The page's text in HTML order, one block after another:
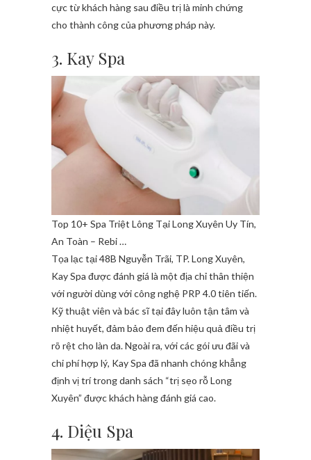
cực từ khách hàng sau điều trị là minh chứng
cho thành công của phương pháp này.
3. Kay Spa
Top 10+ Spa Triệt Lông Tại Long Xuyên Uy Tín,
An Toàn – Rebi …
Tọa lạc tại 48B Nguyễn Trãi, TP. Long Xuyên,
Kay Spa được đánh giá là một địa chỉ thân thiện
với người dùng với công nghệ PRP 4.0 tiên tiến.
Kỹ thuật viên và bác sĩ tại đây luôn tận tâm và
nhiệt huyết, đảm bảo đem đến hiệu quả điều trị
rõ rệt cho làn da. Ngoài ra, với các gói ưu đãi và
chi phí hợp lý, Kay Spa đã nhanh chóng khẳng
định vị trí trong danh sách “trị sẹo rỗ Long
Xuyên” được khách hàng đánh giá cao.
4. Diệu Spa